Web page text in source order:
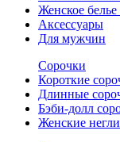
Женское
Аксессуары
Для мужчин
Сорочки
Короткие
Длинные
Бэби-долл
Женские